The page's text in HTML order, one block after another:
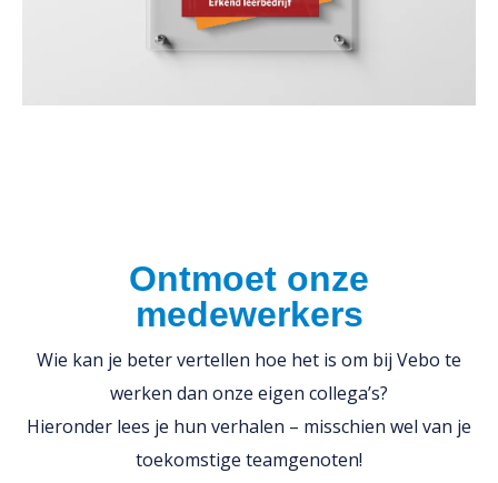
Ontmoet onze
medewerkers
Wie kan je beter vertellen hoe het is om bij Vebo te
werken dan onze eigen collega’s?
Hieronder lees je hun verhalen – misschien wel van je
toekomstige teamgenoten!